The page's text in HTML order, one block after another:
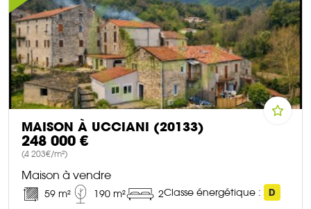
MAISON À UCCIANI (20133)
248 000 €
(4 203€/m²)
Maison à vendre
59 m² 190 m² 2Classe énergétique : D